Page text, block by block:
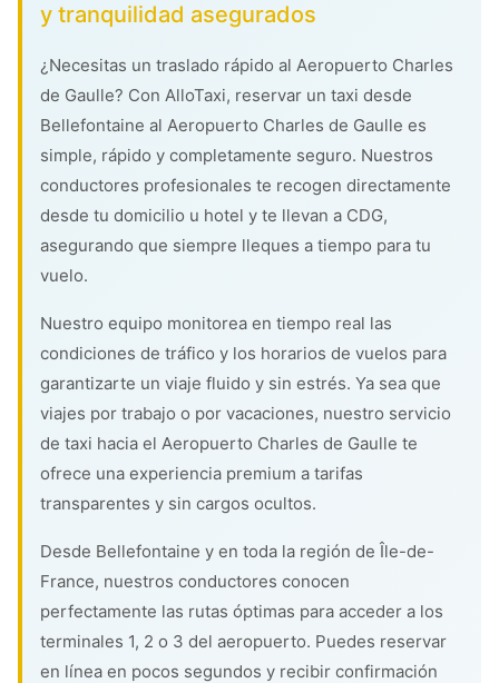
y tranquilidad asegurados
¿Necesitas un traslado rápido al Aeropuerto Charles
de Gaulle? Con AlloTaxi, reservar un taxi desde
Bellefontaine al Aeropuerto Charles de Gaulle es
simple, rápido y completamente seguro. Nuestros
conductores profesionales te recogen directamente
desde tu domicilio u hotel y te llevan a CDG,
asegurando que siempre lleques a tiempo para tu
vuelo.
Nuestro equipo monitorea en tiempo real las
condiciones de tráfico y los horarios de vuelos para
garantizarte un viaje fluido y sin estrés. Ya sea que
viajes por trabajo o por vacaciones, nuestro servicio
de taxi hacia el Aeropuerto Charles de Gaulle te
ofrece una experiencia premium a tarifas
transparentes y sin cargos ocultos.
Desde Bellefontaine y en toda la región de Île-de-
France, nuestros conductores conocen
perfectamente las rutas óptimas para acceder a los
terminales 1, 2 o 3 del aeropuerto. Puedes reservar
en línea en pocos segundos y recibir confirmación